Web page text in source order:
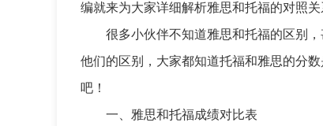
编就来为大家详细解析雅思和托福的对照关
很多小伙伴不知道雅思和托福的区别
他们的区别，大家都知道托福和雅思的分
吧！
一、雅思和托福成绩对比表